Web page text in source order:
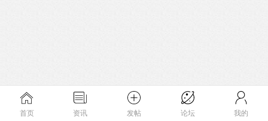
首页 资讯 发帖 论坛 我的